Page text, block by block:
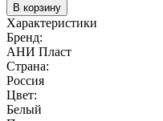
В корзину
Характеристики
Бренд:
АНИ Пласт
Страна:
Россия
Цвет:
Белый